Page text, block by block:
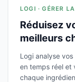
LOGI · GÉRER
Réduisez
meilleurs
Logi analyse
en temps réel et
chaque